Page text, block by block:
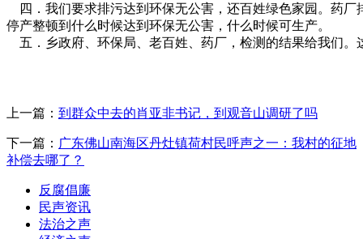
四．我们要求排污达到环保无公害，还百姓绿色家园。药厂
停产整顿到什么时候达到环保无公害，什么时候可生产。
五．乡政府、环保局、老百姓、药厂，检测的结果给我们。
上一篇： 到群众中去的肖亚非书记，到观音山调研了吗
下一篇： 广东佛山南海区丹灶镇荷村民呼声之一：我村的征地
补偿去哪了？
反腐倡廉
民声资讯
法治之声